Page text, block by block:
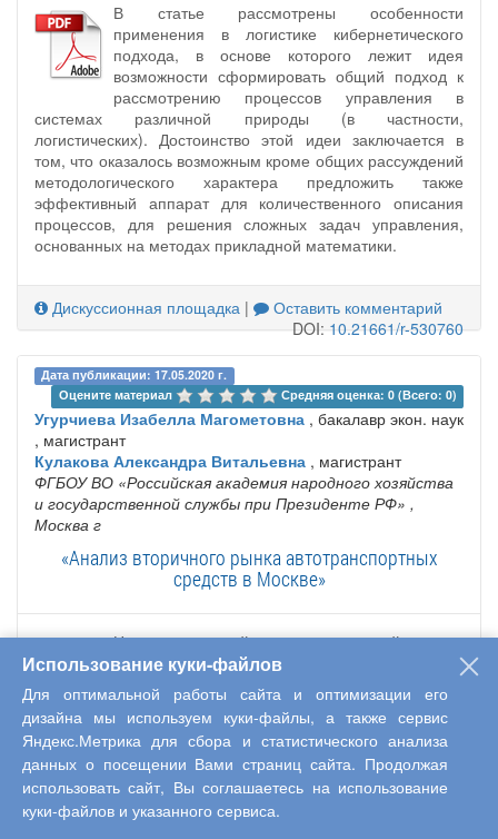
В статье рассмотрены особенности
применения в логистике кибернетического
подхода, в основе которого лежит идея
возможности сформировать общий подход к
рассмотрению процессов управления в
системах различной природы (в частности,
логистических). Достоинство этой идеи заключается в
том, что оказалось возможным кроме общих рассуждений
методологического характера предложить также
эффективный аппарат для количественного описания
процессов, для решения сложных задач управления,
основанных на методах прикладной математики.
Дискуссионная площадка |
Оставить комментарий
DOI:10.21661/r-530760
Дата публикации: 17.05.2020 г.
Оцените материал
Средняя оценка: 0 (Всего: 0)
Угурчиева Изабелла Магометовна , бакалавр экон. наук
, магистрант
Кулакова Александра Витальевна , магистрант
ФГБОУ ВО «Российская академия народного хозяйства
и государственной службы при Президенте РФ» ,
Москва г
«Анализ вторичного рынка автотранспортных
средств в Москве»
На сегодняшний день вторичный рынок
автотранспортных средств остается на
достаточно высоком уровне в России, так как
не все могут позволить себе приобрести новый
автомобиль. Аналогичная ситуация и в столице
нашей страны – Москве. За исключением того, что там
больше спрос на автомобили иностранного производства,
нежели на отечественные, как в остальных регионах
страны. В статье проанализирован вторичный рынок
Использование куки-файлов
Для оптимальной работы сайта и оптимизации его
дизайна мы используем куки-файлы, а также сервис
Яндекс.Метрика для сбора и статистического анализа
данных о посещении Вами страниц сайта. Продолжая
использовать сайт, Вы соглашаетесь на использование
куки-файлов и указанного сервиса.